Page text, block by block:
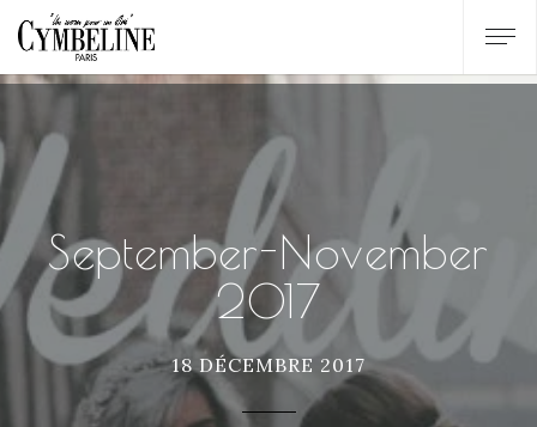
September-November
2017
18 DÉCEMBRE 2017